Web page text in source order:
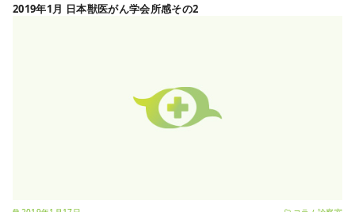
2019年1月 日本獣医がん学会所感その2